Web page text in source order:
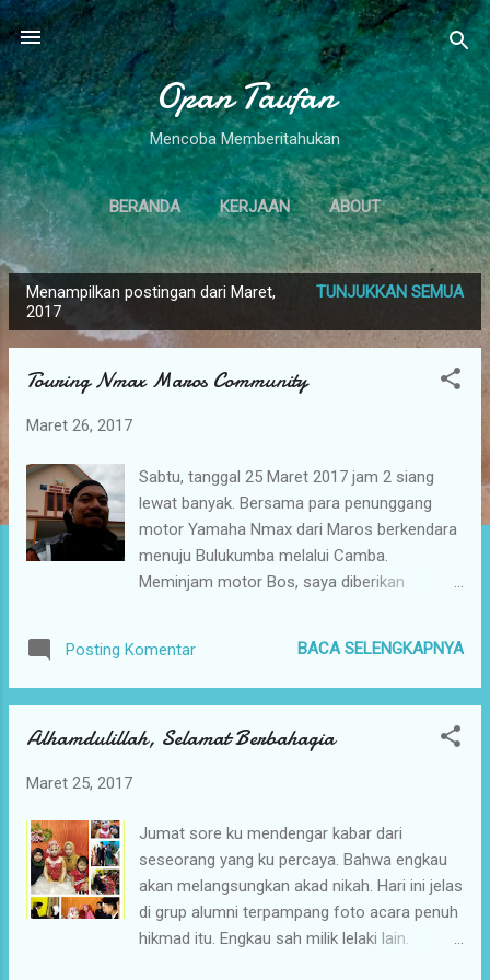
Langsung ke konten utama
Opan Taufan
Mencoba Memberitahukan
BERANDA KERJAAN ABOUT
o
Menampilkan postingan dari Maret,
2017
TUNJUKKAN SEMUA
Touring Nmax Maros Community
Maret 26, 2017
Sabtu, tanggal 25 Maret 2017 jam 2 siang
lewat banyak. Bersama para penunggang
motor Yamaha Nmax dari Maros berkendara
menuju Bulukumba melalui Camba.
Meminjam motor Bos, saya diberikan
Posting Komentar BACA SELENGKAPNYA
Alhamdulillah, Selamat Berbahagia
Maret 25, 2017
Jumat sore ku mendengar kabar dari
seseorang yang ku percaya. Bahwa engkau
akan melangsungkan akad nikah. Hari ini jelas
di grup alumni terpampang foto acara penuh
hikmad itu. Engkau sah milik lelaki lain.